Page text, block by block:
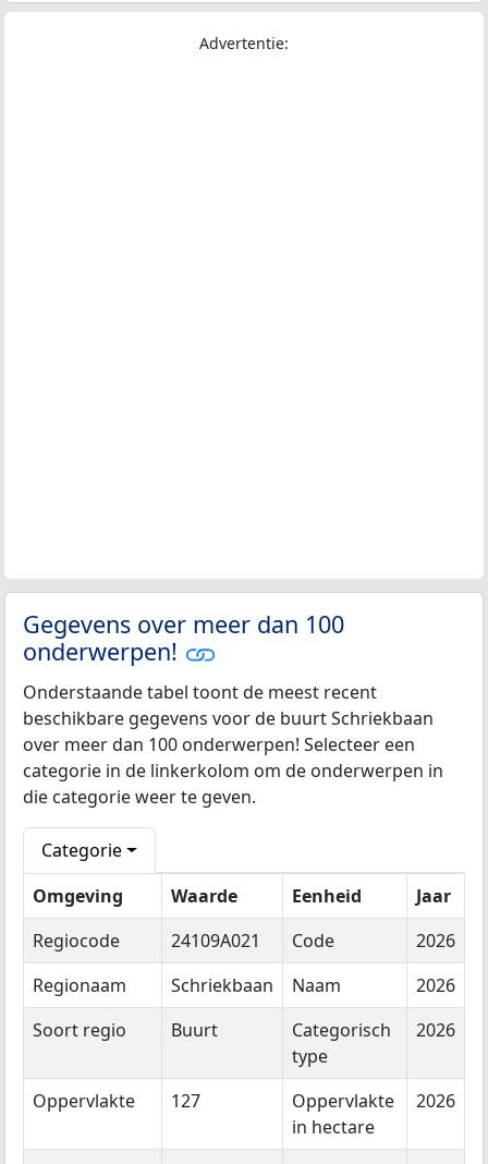
Advertentie:
Gegevens over meer dan 100
onderwerpen!
Onderstaande tabel toont de meest recent
beschikbare gegevens voor de buurt Schriekbaan
over meer dan 100 onderwerpen! Selecteer een
categorie in de linkerkolom om de onderwerpen in
die categorie weer te geven.
Categorie
Omgeving
Waarde Eenheid
Jaar
Regiocode
24109A021 Code
2026
Regionaam
Schriekbaan Naam
2026
Soort regio
Buurt
Categorisch
type
2026
Oppervlakte 127
Oppervlakte
in hectare
2026